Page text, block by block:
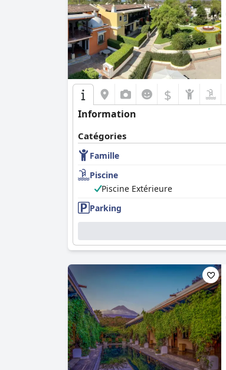
$
Information
Catégories
Famille
Piscine
Piscine Extérieure
Parking